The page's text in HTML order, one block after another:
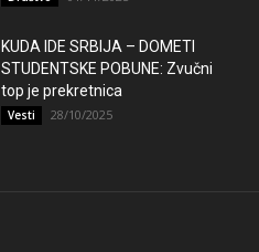
KUDA IDE SRBIJA – DOMETI
STUDENTSKE POBUNE: Zvučni
top je prekretnica
Vesti 28/10/2025